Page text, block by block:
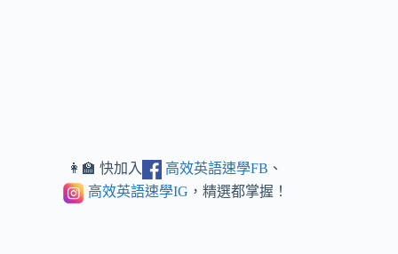
👩‍🏫 快加入 高效英語速學FB 、
高效英語速學IG ，精選都掌握！